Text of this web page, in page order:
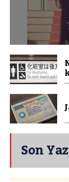
Son